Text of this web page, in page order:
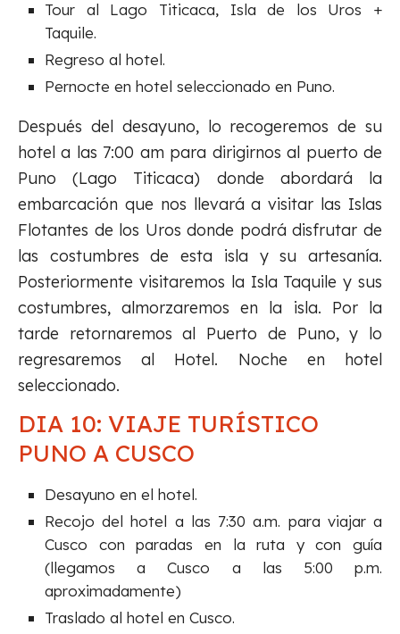
Tour al Lago Titicaca, Isla de los Uros +
Taquile.
Regreso al hotel.
Pernocte en hotel seleccionado en Puno.
Después del desayuno, lo recogeremos de su
hotel a las 7:00 am para dirigirnos al puerto de
Puno (Lago Titicaca) donde abordará la
embarcación que nos llevará a visitar las Islas
Flotantes de los Uros donde podrá disfrutar de
las costumbres de esta isla y su artesanía.
Posteriormente visitaremos la Isla Taquile y sus
costumbres, almorzaremos en la isla. Por la
tarde retornaremos al Puerto de Puno, y lo
regresaremos al Hotel. Noche en hotel
seleccionado.
DIA 10: VIAJE TURÍSTICO
PUNO A CUSCO
Desayuno en el hotel.
Recojo del hotel a las 7:30 a.m. para viajar a
Cusco con paradas en la ruta y con guía
(llegamos a Cusco a las 5:00 p.m.
aproximadamente)
Traslado al hotel en Cusco.